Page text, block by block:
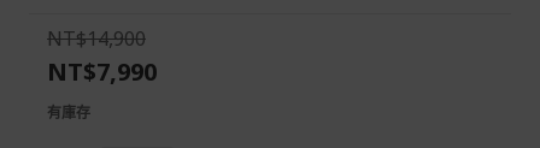
images
gallery
the
images
NT$14,900
NT$7,990
有庫存